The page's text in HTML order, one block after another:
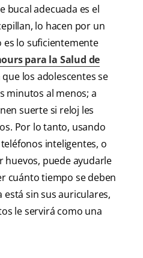
bucal adecuada es el
lo hacen por un
lo suficientemente
para la Salud de
los adolescentes se
minutos al menos; a
suerte si reloj les
Por lo tanto, usando
inteligentes, o
huevos, puede ayudarle
cuánto tiempo se deben
está sin sus auriculares,
le servirá como una